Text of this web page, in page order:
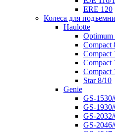
ERE 120
Колеса для
Haulotte
Optimum
Compact
Compact
Compact
Compact
Star 8/10
Genie
GS-
GS-
GS-
GS-